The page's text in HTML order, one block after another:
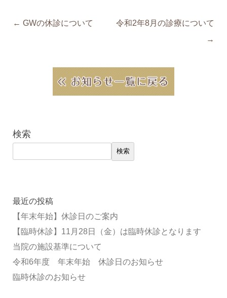
Post navigation
← GWの休診について
令和2年8月の診療について
→
検索
検索
最近の投稿
【年末年始】休診日のご案内
【臨時休診】11月28日（金）は臨時休診となります
当院の施設基準について
令和6年度 年末年始 休診日のお知らせ
臨時休診のお知らせ